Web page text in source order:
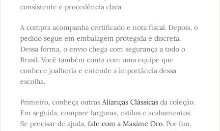
consistente e procedência clara.
A compra acompanha certificado e nota fiscal. Depois, o
pedido segue em embalagem protegida e discreta.
Dessa forma, o envio chega com segurança a todo o
Brasil. Você também conta com uma equipe que
conhece joalheria e entende a importância dessa
escolha.
Primeiro, conheça outras Alianças Clássicas da coleção.
Em seguida, compare larguras, estilos e acabamentos.
Se precisar de ajuda, fale com a Maxíme Oro. Por fim,